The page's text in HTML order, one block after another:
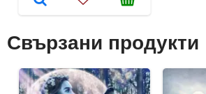
Свързани продукти